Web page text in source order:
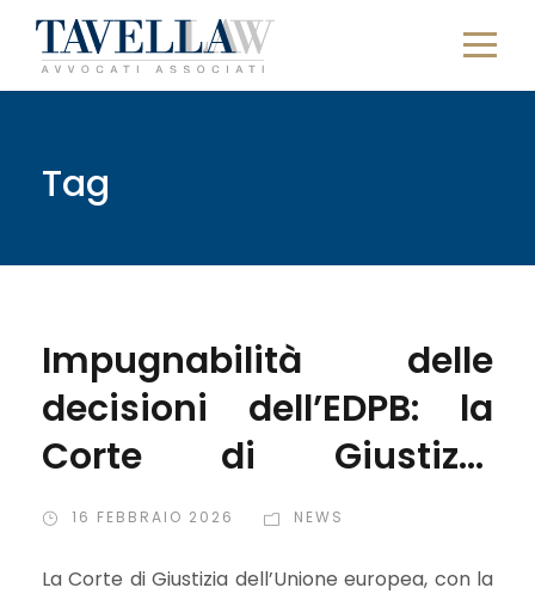
Tag
Impugnabilità delle
decisioni dell’EDPB: la
Corte di Giustizia
chiarisce la portata
16 FEBBRAIO 2026 NEWS
La Corte di Giustizia dell’Unione europea, con la